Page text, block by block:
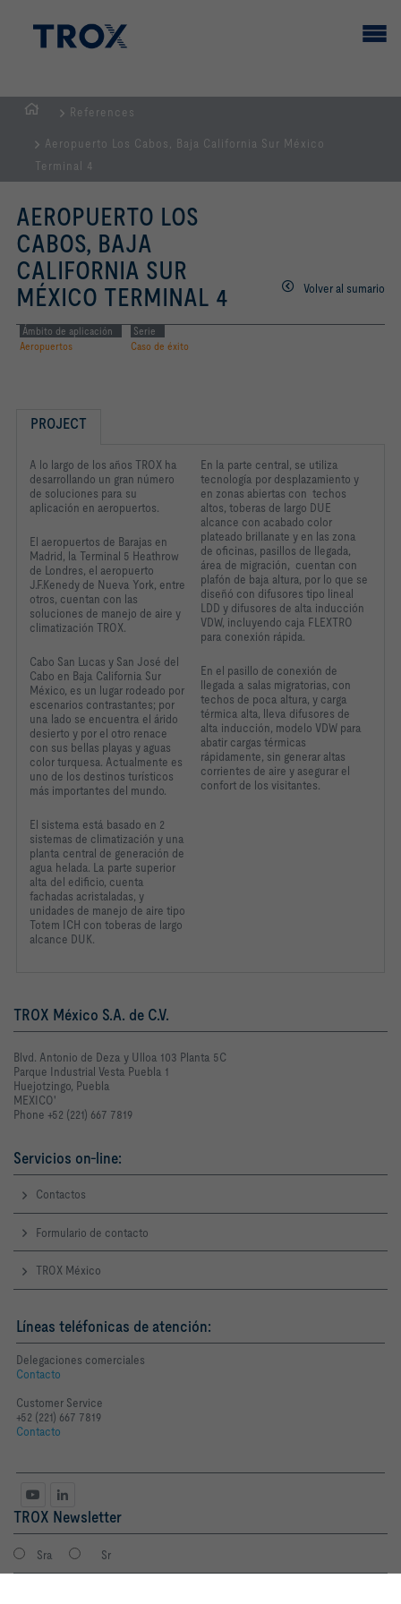
PRINCIPAL
References
Aeropuerto Los Cabos, Baja California Sur México
Terminal 4
AEROPUERTO LOS
CABOS, BAJA
CALIFORNIA SUR
MÉXICO TERMINAL 4
Volver al sumario
Ámbito de aplicación
Aeropuertos
Serie
Caso de éxito
PROJECT
A lo largo de los años TROX ha
desarrollando un gran número
de soluciones para su
aplicación en aeropuertos.
El aeropuertos de Barajas en
Madrid, la Terminal 5 Heathrow
de Londres, el aeropuerto
J.F.Kenedy de Nueva York, entre
otros, cuentan con las
soluciones de manejo de aire y
climatización TROX.
Cabo San Lucas y San José del
Cabo en Baja California Sur
México, es un lugar rodeado por
escenarios contrastantes; por
una lado se encuentra el árido
desierto y por el otro renace
con sus bellas playas y aguas
color turquesa. Actualmente es
uno de los destinos turísticos
más importantes del mundo.
El sistema está basado en 2
sistemas de climatización y una
planta central de generación de
agua helada. La parte superior
alta del edificio, cuenta
fachadas acristaladas, y
unidades de manejo de aire tipo
Totem ICH con toberas de largo
alcance DUK.
En la parte central, se utiliza
tecnología por desplazamiento y
en zonas abiertas con techos
altos, toberas de largo DUE
alcance con acabado color
plateado brillanate y en las zona
de oficinas, pasillos de llegada,
área de migración, cuentan con
plafón de baja altura, por lo que se
diseñó con difusores tipo lineal
LDD y difusores de alta inducción
VDW, incluyendo caja FLEXTRO
para conexión rápida.
En el pasillo de conexión de
llegada a salas migratorias, con
techos de poca altura, y carga
térmica alta, lleva difusores de
alta inducción, modelo VDW para
abatir cargas térmicas
rápidamente, sin generar altas
corrientes de aire y asegurar el
confort de los visitantes.
TROX México S.A. de C.V.
Blvd. Antonio de Deza y Ulloa 103 Planta 5C
Parque Industrial Vesta Puebla 1
Huejotzingo, Puebla
MEXICO'
Phone +52 (221) 667 7819
Servicios on-line:
Contactos
Formulario de contacto
TROX México
Líneas teléfonicas de atención:
Delegaciones comerciales
Contacto
Customer Service
+52 (221) 667 7819
Contacto
TROX Newsletter
Sra Sr